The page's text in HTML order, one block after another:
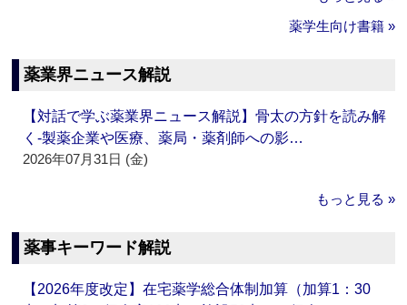
薬学生向け書籍 »
薬業界ニュース解説
【対話で学ぶ薬業界ニュース解説】骨太の方針を読み解
く‐製薬企業や医療、薬局・薬剤師への影…
2026年07月31日 (金)
もっと見る »
薬事キーワード解説
【2026年度改定】在宅薬学総合体制加算（加算1：30